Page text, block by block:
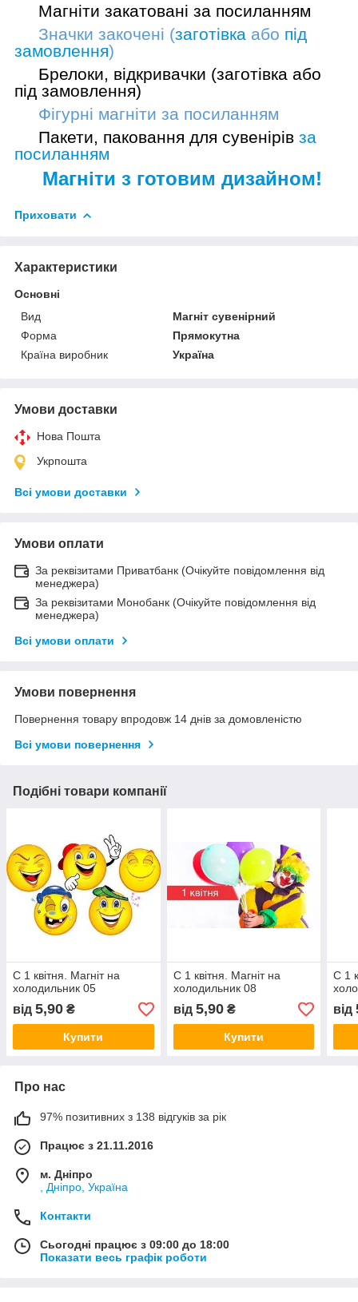
Магніти закатовані за посиланням
Значки закочені (заготівка або під
замовлення)
Брелоки, відкривачки (заготівка або
під замовлення)
Фігурні магніти за посиланням
Пакети, паковання для сувенірів за
посиланням
Магніти з готовим дизайном!
Приховати
Характеристики
Основні
Вид
Магніт сувенірний
Форма
Прямокутна
Країна виробник
Україна
Умови доставки
Нова Пошта
Укрпошта
Всі умови доставки
Умови оплати
За реквізитами Приватбанк (Очікуйте повідомлення від
менеджера)
За реквізитами Монобанк (Очікуйте повідомлення від
менеджера)
Всі умови оплати
Умови повернення
Повернення товару впродовж 14 днів за домовленістю
Всі умови повернення
Подібні товари компанії
С 1 квітня. Магніт на
холодильник 05
від 5,90 ₴
Купити
С 1 квітня. Магніт на
холодильник 08
від 5,90₴
Купити
С 1
від
Про нас
97% позитивних з 138 відгуків за рік
Працює з 21.11.2016
м. Дніпро
, Дніпро, Україна
Контакти
Сьогодні працює з 09:00 до 18:00
Показати весь графік роботи